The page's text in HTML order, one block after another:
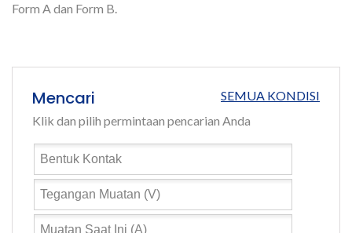
Form A dan Form B.
SEMUA KONDISI
Mencari
Klik dan pilih permintaan pencarian Anda